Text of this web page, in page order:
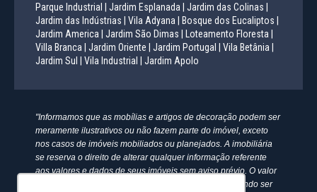
Parque Industrial |
Jardim Esplanada |
Jardim das Colinas |
Jardim das Indústrias |
Vila Adyana |
Bosque dos Eucaliptos |
Jardim America |
Jardim São Dimas |
Loteamento Floresta |
Villa Branca |
Jardim Oriente | Jardim Portugal |
Vila Betânia |
Jardim Sul |
Vila Industrial | Jardim Apolo
"Informamos que as mobílias e artigos de decoração podem ser
meramente ilustrativos ou não fazem parte do imóvel, exceto
nos casos de imóveis mobiliados ou planejados. A imobiliária
se reserva o direito de alterar qualquer informação referente
aos valores e dados de seus imóveis sem aviso prévio. O valor
anunciado do condomínio e IPTU é aproximado, podendo ser